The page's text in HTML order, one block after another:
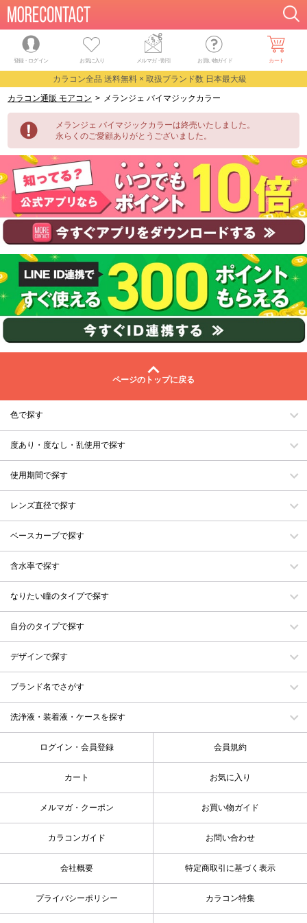
登録・ログイン お気に入り メルマガ・割引 お買い物ガイド カート
カラコン全品 送料無料 × 取扱ブランド数 日本最大級
カラコン通販 モアコン > メランジェ バイマジックカラー
メランジェ バイマジックカラーは終売いたしました。
永らくのご愛顧ありがとうございました。
ページのトップに戻る
色で探す
度あり・度なし・乱使用で探す
使用期間で探す
レンズ直径で探す
ベースカーブで探す
含水率で探す
なりたい瞳のタイプで探す
自分のタイプで探す
デザインで探す
ブランド名でさがす
洗浄液・装着液・ケースを探す
ログイン・会員登録 会員規約
カート お気に入り
メルマガ・クーポン お買い物ガイド
カラコンガイド お問い合わせ
会社概要 特定商取引に基づく表示
プライバシーポリシー カラコン特集